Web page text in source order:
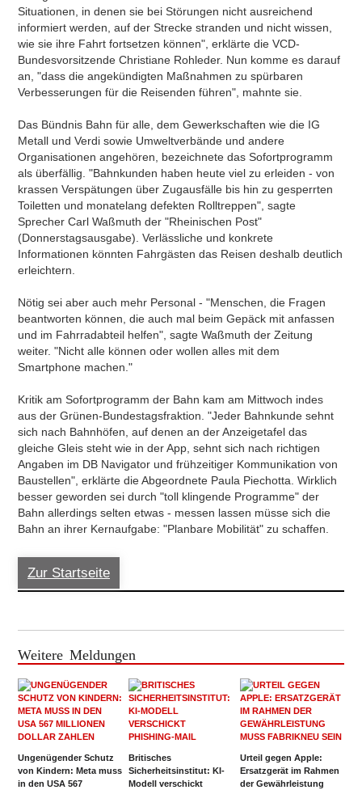
Situationen, in denen sie bei Störungen nicht ausreichend
informiert werden, auf der Strecke stranden und nicht wissen,
wie sie ihre Fahrt fortsetzen können", erklärte die VCD-
Bundesvorsitzende Christiane Rohleder. Nun komme es darauf
an, "dass die angekündigten Maßnahmen zu spürbaren
Verbesserungen für die Reisenden führen", mahnte sie.
Das Bündnis Bahn für alle, dem Gewerkschaften wie die IG
Metall und Verdi sowie Umweltverbände und andere
Organisationen angehören, bezeichnete das Sofortprogramm
als überfällig. "Bahnkunden haben heute viel zu erleiden - von
krassen Verspätungen über Zugausfälle bis hin zu gesperrten
Toiletten und monatelang defekten Rolltreppen", sagte
Sprecher Carl Waßmuth der "Rheinischen Post"
(Donnerstagsausgabe). Verlässliche und konkrete
Informationen könnten Fahrgästen das Reisen deshalb deutlich
erleichtern.
Nötig sei aber auch mehr Personal - "Menschen, die Fragen
beantworten können, die auch mal beim Gepäck mit anfassen
und im Fahrradabteil helfen", sagte Waßmuth der Zeitung
weiter. "Nicht alle können oder wollen alles mit dem
Smartphone machen."
Kritik am Sofortprogramm der Bahn kam am Mittwoch indes
aus der Grünen-Bundestagsfraktion. "Jeder Bahnkunde sehnt
sich nach Bahnhöfen, auf denen an der Anzeigetafel das
gleiche Gleis steht wie in der App, sehnt sich nach richtigen
Angaben im DB Navigator und frühzeitiger Kommunikation von
Baustellen", erklärte die Abgeordnete Paula Piechotta. Wirklich
besser geworden sei durch "toll klingende Programme" der
Bahn allerdings selten etwas - messen lassen müsse sich die
Bahn an ihrer Kernaufgabe: "Planbare Mobilität" zu schaffen.
Zur Startseite
Weitere Meldungen
Ungenügender Schutz
von Kindern: Meta muss
in den USA 567
Britisches
Sicherheitsinstitut: KI-
Modell verschickt
Urteil gegen Apple:
Ersatzgerät im Rahmen
der Gewährleistung